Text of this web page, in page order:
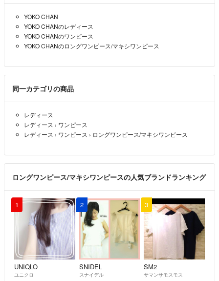
YOKO CHAN
YOKO CHANのレディース
YOKO CHANのワンピース
YOKO CHANのロングワンピース/マキシワンピース
同一カテゴリの商品
レディース
レディース › ワンピース
レディース › ワンピース › ロングワンピース/マキシワンピース
ロングワンピース/マキシワンピースの人気ブランドランキング
1
UNIQLO
ユニクロ
2
SNIDEL
スナイデル
3
SM2
サマンサモスモス